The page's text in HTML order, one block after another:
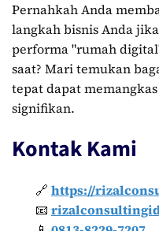
Pernahkah Anda
langkah bisnis Anda
performa "rumah
saat? Mari temukan
tepat dapat
signifikan.
Kontak Kami
🔗 https://
📧